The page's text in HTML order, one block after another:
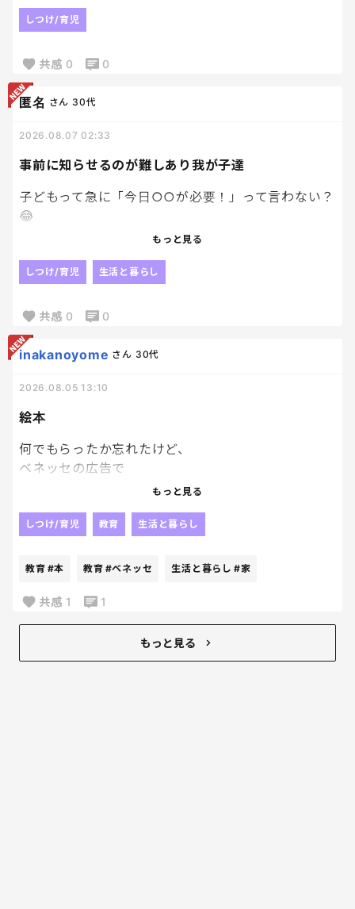
絶対したいくせに、おしっこ！って言い出しておい
言い出したなら諦めてしてくれ、、
そのあとお漏らしの流れしか想定出来ない😇
しつけ/育児
共感 0 0
事前に知らせるのが難しあり我が子達
匿名 さん 30代
2026.08.07 02:33
子どもって急に「今日○○が必要！」って言わない？
😂
もっと早く教えてよ〜って何回思ったことか。
前日に言ってくれたら助かるのにさ〜
もっと見る
しつけ/育児 生活と暮らし
共感 0 0
絵本
inakanoyome さん 30代
2026.08.05 13:10
何でもらったか忘れたけど、
ベネッセの広告で
どうせぺらっぺらの本が届くんだろうな、
絵本大好き人間の長男にと、
ちょっと想定外にちゃんとした本届いてびっくり。
笑
それなりに種類もあるなかで選べて、
もっと見る
しつけ/育児 教育 生活と暮らし
教育 #本 教育 #ベネッセ 生活と暮らし #家
共感 1 1
もっと見る